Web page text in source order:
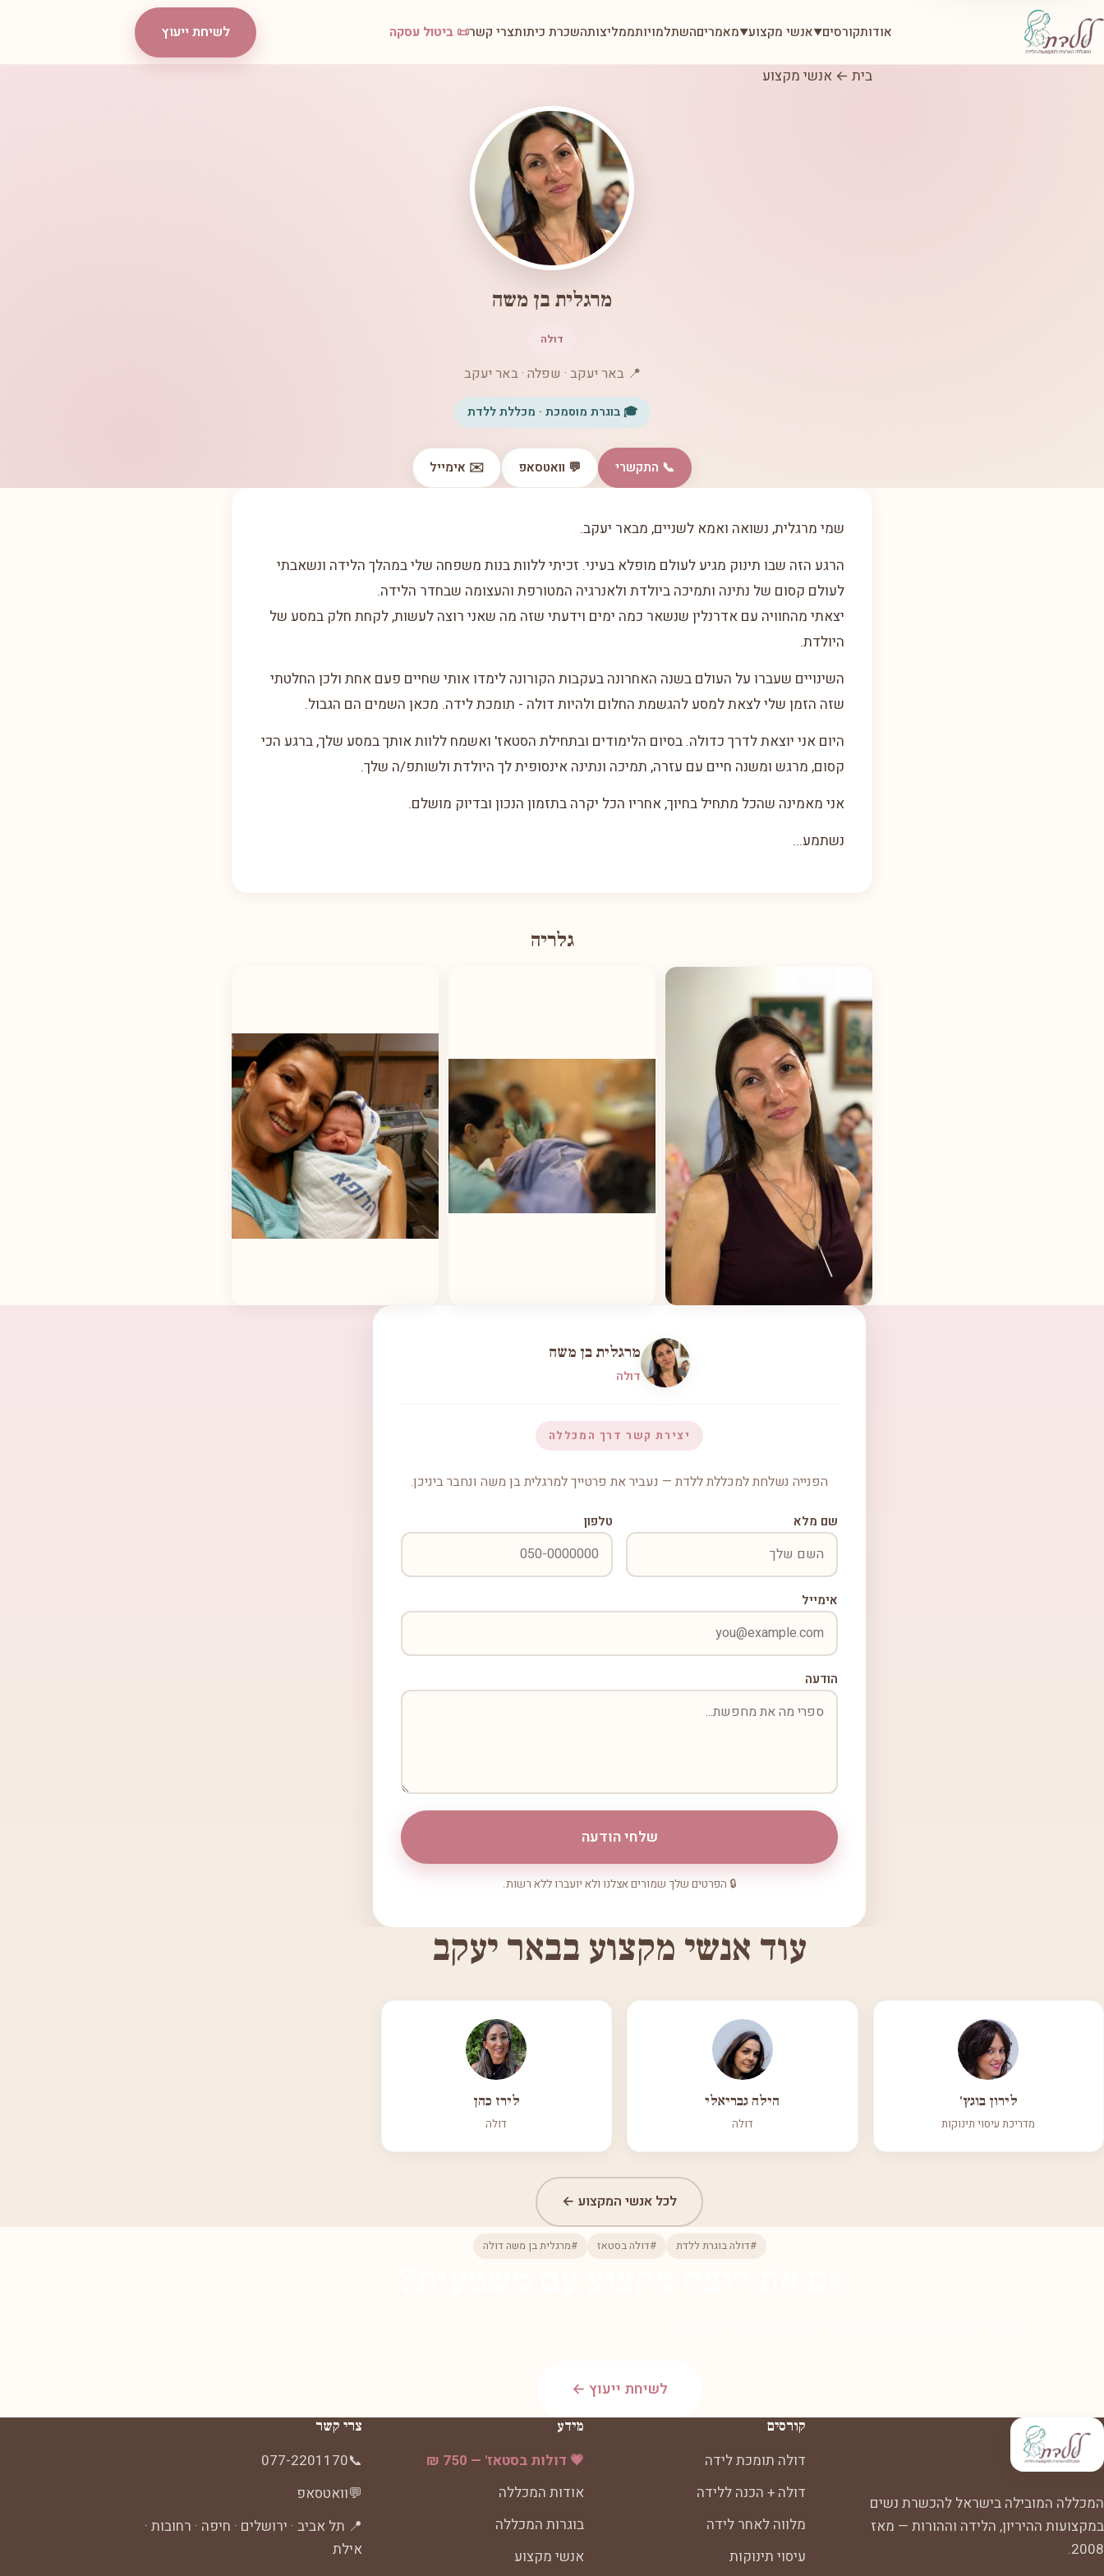
אודותקורסים▼אנשי מקצוע▼מאמריםהשתלמויותממליצותהשכרת כיתותצרי קשר📜 ביטול עסקה לשיחת ייעוץ
בית ← אנשי מקצוע
מרגלית בן משה
דולה
📍 באר יעקב · שפלה · באר יעקב
🎓 בוגרת מוסמכת · מכללת ללדת
📞 התקשרי 💬 וואטסאפ ✉️ אימייל
שמי מרגלית, נשואה ואמא לשניים, מבאר יעקב.
הרגע הזה שבו תינוק מגיע לעולם מופלא בעיני. זכיתי ללוות בנות משפחה שלי במהלך הלידה ונשאבתי
לעולם קסום של נתינה ותמיכה ביולדת ולאנרגיה המטורפת והעצומה שבחדר הלידה.
יצאתי מהחוויה עם אדרנלין שנשאר כמה ימים וידעתי שזה מה שאני רוצה לעשות, לקחת חלק במסע של
היולדת.
השינויים שעברו על העולם בשנה האחרונה בעקבות הקורונה לימדו אותי שחיים פעם אחת ולכן החלטתי
שזה הזמן שלי לצאת למסע להגשמת החלום ולהיות דולה - תומכת לידה. מכאן השמים הם הגבול.
היום אני יוצאת לדרך כדולה. בסיום הלימודים ובתחילת הסטאז' ואשמח ללוות אותך במסע שלך, ברגע הכי
קסום, מרגש ומשנה חיים עם עזרה, תמיכה ונתינה אינסופית לך היולדת ולשותפ/ה שלך.
אני מאמינה שהכל מתחיל בחיוך, אחריו הכל יקרה בתזמון הנכון ובדיוק מושלם.
נשתמע...
גלריה
מרגלית בן משה
דולה
יצירת קשר דרך המכללה
הפנייה נשלחת למכללת ללדת — נעביר את פרטייך למרגלית בן משה ונחבר ביניכן.
שם מלא טלפון
אימייל
הודעה
שלחי הודעה
🔒 הפרטים שלך שמורים אצלנו ולא יועברו ללא רשות.
עוד אנשי מקצוע בבאר יעקב
לירון בוגץ'
מדריכת עיסוי תינוקות
הילה גבריאלי
דולה
לירז כהן
דולה
לכל אנשי המקצוע ←
#דולה בוגרת ללדת #דולה בסטאז #מרגלית בן משה דולה
לשיחת ייעוץ ←
המכללה המובילה בישראל להכשרת נשים
במקצועות ההיריון, הלידה וההורות — מאז
2008.
קורסים
דולה תומכת לידה
דולה + הכנה ללידה
מלווה לאחר לידה
עיסוי תינוקות
מידע
💗 דולות בסטאז' — 750 ₪
אודות המכללה
בוגרות המכללה
אנשי מקצוע
צרי קשר
📞
077-2201170
💬וואטסאפ
📍 תל אביב · ירושלים · חיפה · רחובות ·
אילת